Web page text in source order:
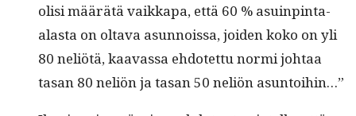
olisi määrätä vaikka­pa, että 60 % asuin­pin­ta-
alas­ta on olta­va asun­nois­sa, joiden koko on yli
80 neliötä, kaavas­sa ehdotet­tu nor­mi johtaa
tasan 80 neliön ja tasan 50 neliön asuntoihin…”